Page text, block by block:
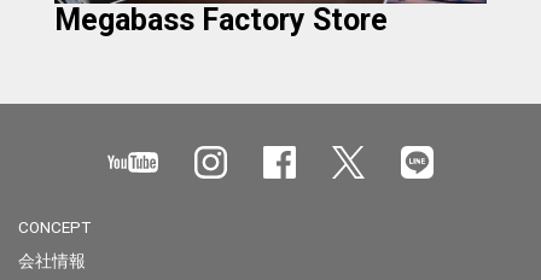
Megabass Factory Store
CONCEPT
会社情報